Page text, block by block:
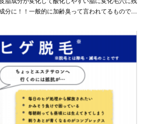
分に！！一般的に加齢臭って言われてるもので…